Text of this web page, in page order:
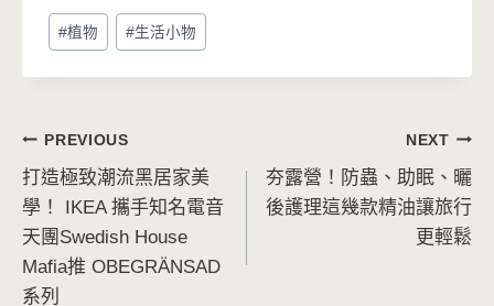
Post
Tags:
#植物 #生活小物
文
章
導
覽
PREVIOUS
打造極致潮流黑居家美
學！ IKEA 攜手知名電音
天團Swedish House
Mafia推 OBEGRÄNSAD
系列
NEXT
夯露營！防蟲、助眠、曬
後護理這幾款精油讓旅行
更輕鬆